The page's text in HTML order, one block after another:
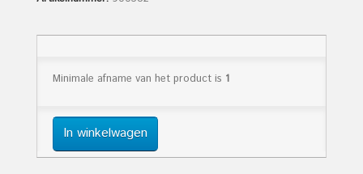
Minimale afname van het product is 1
In winkelwagen